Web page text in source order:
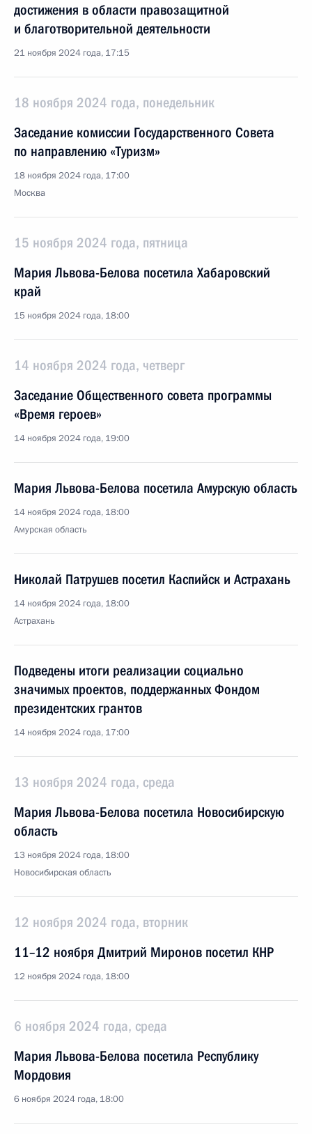
достижения в области правозащитной
и благотворительной деятельности
21 ноября 2024 года, 17:15
18 ноября 2024 года, понедельник
Заседание комиссии Государственного Совета
по направлению «Туризм»
18 ноября 2024 года, 17:00
Москва
15 ноября 2024 года, пятница
Мария Львова-Белова посетила Хабаровский
край
15 ноября 2024 года, 18:00
14 ноября 2024 года, четверг
Заседание Общественного совета программы
«Время героев»
14 ноября 2024 года, 19:00
Мария Львова-Белова посетила Амурскую область
14 ноября 2024 года, 18:00
Амурская область
Николай Патрушев посетил Каспийск и Астрахань
14 ноября 2024 года, 18:00
Астрахань
Подведены итоги реализации социально
значимых проектов, поддержанных Фондом
президентских грантов
14 ноября 2024 года, 17:00
13 ноября 2024 года, среда
Мария Львова-Белова посетила Новосибирскую
область
13 ноября 2024 года, 18:00
Новосибирская область
12 ноября 2024 года, вторник
11–12 ноября Дмитрий Миронов посетил КНР
12 ноября 2024 года, 18:00
6 ноября 2024 года, среда
Мария Львова-Белова посетила Республику
Мордовия
6 ноября 2024 года, 18:00